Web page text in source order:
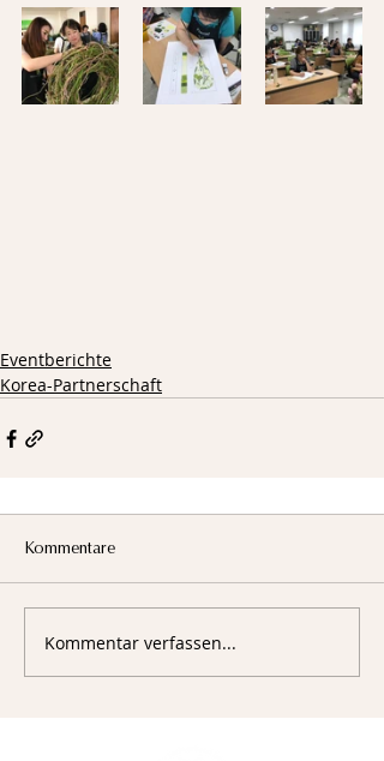
Eventberichte
Korea-Partnerschaft
Kommentare
Kommentar verfassen...